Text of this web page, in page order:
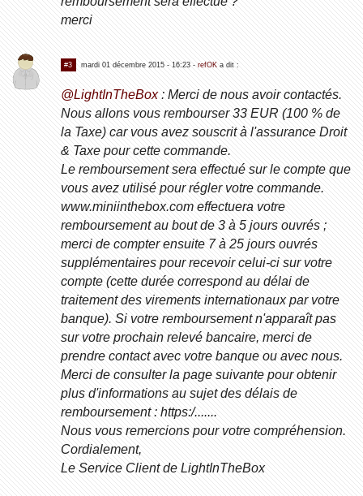
merci
#3 mardi 01 décembre 2015 - 16:23- refOKa dit :
@LightInTheBox: Merci de nous avoir contactés.
Nous allons vous rembourser 33 EUR (100 % de
la Taxe) car vous avez souscrit à l'assurance Droit
& Taxe pour cette commande.
Le remboursement sera effectué sur le compte que
vous avez utilisé pour régler votre commande.
www.miniinthebox.com effectuera votre
remboursement au bout de 3 à 5 jours ouvrés ;
merci de compter ensuite 7 à 25 jours ouvrés
supplémentaires pour recevoir celui-ci sur votre
compte (cette durée correspond au délai de
traitement des virements internationaux par votre
banque). Si votre remboursement n'apparaît pas
sur votre prochain relevé bancaire, merci de
prendre contact avec votre banque ou avec nous.
Merci de consulter la page suivante pour obtenir
plus d'informations au sujet des délais de
remboursement : https:/.......
Nous vous remercions pour votre compréhension.
Cordialement,
Le Service Client de LightInTheBox